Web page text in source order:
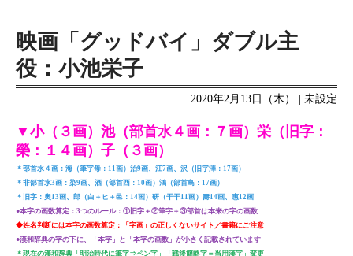
映画「グッドバイ」ダブル主
役：小池栄子
2020年2月13日（木） | 未設定
▼小（３画）池（部首水４画：７画）栄（旧字：
榮：１４画）子（３画）
＊部首水４画：海（筆字母：11画）治9画、江7画、沢（旧字澤：17画）
＊非部首水3画：染9画、酒（部首酉：10画）鴻（部首鳥：17画）
＊旧字：奧13画、郎（白＋ヒ＋邑：14画）研（干干11画）壽14画、惠12画
●本字の画数算定：3つのルール：①旧字＋②筆字＋③部首は本来の字の画数
◆姓名判断には本字の画数算定：「字画」の正しくないサイト／書籍にご注意
●漢和辞典の字の下に、「本字」と「本字の画数」が小さく記載されています
＊現在の漢和辞典「明治時代に筆字⇒ペン字」「戦後簡略字＝当用漢字」変更